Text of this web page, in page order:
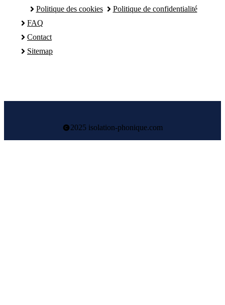
Politique des cookies
Politique de confidentialité
FAQ
Contact
Sitemap
2025 isolation-phonique.com